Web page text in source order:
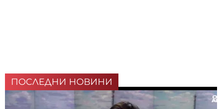
ПОСЛЕДНИ НОВИНИ